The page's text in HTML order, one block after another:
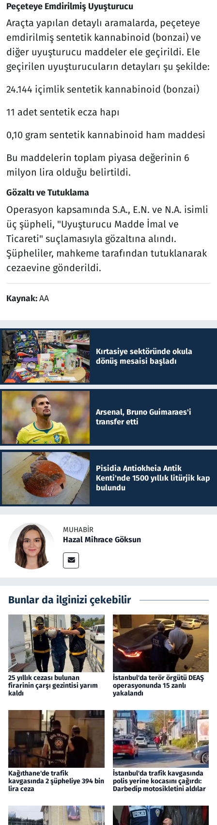
Peçeteye Emdirilmiş Uyuşturucu
Araçta yapılan detaylı aramalarda, peçeteye
emdirilmiş sentetik kannabinoid (bonzai) ve
diğer uyuşturucu maddeler ele geçirildi. Ele
geçirilen uyuşturucuların detayları şu şekilde:
24.144 içimlik sentetik kannabinoid (bonzai)
11 adet sentetik ecza hapı
0,10 gram sentetik kannabinoid ham maddesi
Bu maddelerin toplam piyasa değerinin 6
milyon lira olduğu belirtildi.
Gözaltı ve Tutuklama
Operasyon kapsamında S.A., E.N. ve N.A. isimli
üç şüpheli, "Uyuşturucu Madde İmal ve
Ticareti" suçlamasıyla gözaltına alındı.
Şüpheliler, mahkeme tarafından tutuklanarak
cezaevine gönderildi.
Kaynak:AA
Kırtasiye sektöründe okula
dönüş mesaisi başladı
Arsenal, Bruno Guimaraes'i
transfer etti
Pisidia Antiokheia Antik
Kenti'nde 1500 yıllık litürjik kap
bulundu
MUHABIR
Hazal Mihrace Göksun
Bunlar da ilginizi çekebilir
25 yıllık cezası bulunan
firarinin çarşı gezintisi yarım
kaldı
İstanbul'da terör örgütü DEAŞ
operasyonunda 15 zanlı
yakalandı
Kağıthane'de trafik
kavgasında 2 şüpheliye 394 bin
lira ceza
İstanbul'da trafik kavgasında
polis yerine kocasını çağırdı:
Darbedip motosikletini aldılar